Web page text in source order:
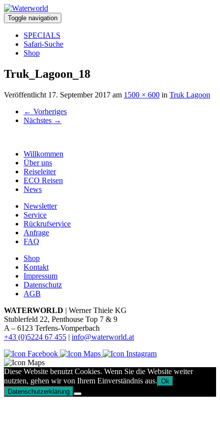
Toggle navigation
SPECIALS
Safari-Suche
Shop
Truk_Lagoon_18
Veröffentlicht 17. September 2017 am 1500 × 600 in Truk Lagoon
← Vorheriges
Nächstes →
Willkommen
Über uns
Reiseleiter
ECO Reisen
News
Newsletter
Service
Rückrufservice
Anfrage
FAQ
Shop
Kontakt
Impressum
Datenschutz
AGB
WATERWORLD | Werner Thiele KG
Stublerfeld 22, Penthouse Top 7 & 9
A – 6123 Terfens-Vomperbach
+43 (0)5224 67 455 | info@waterworld.at
Diese Website benutzt Cookies. Wenn Sie die Website weiter
nutzten, gehen wir von Ihrem Einverständnis aus. Ok
Datenschutzerklärung